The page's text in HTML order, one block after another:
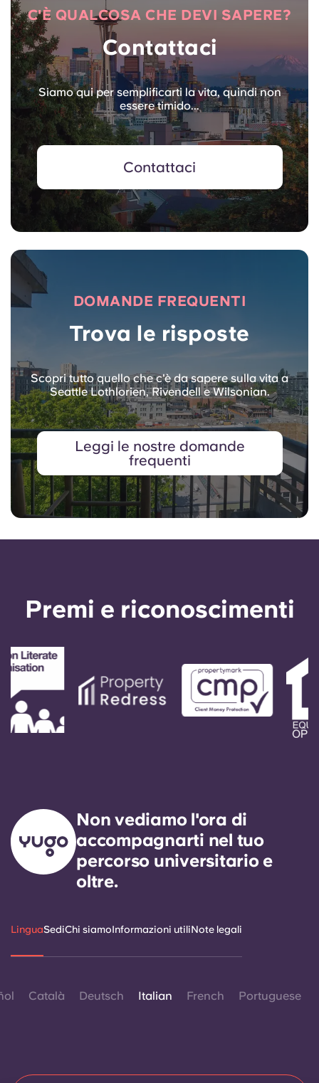
C'È QUALCOSA CHE DEVI SAPERE?
Contattaci
Siamo qui per semplificarti la vita, quindi non
essere timido...
Contattaci
DOMANDE FREQUENTI
Trova le risposte
Scopri tutto quello che c'è da sapere sulla vita a
Seattle Lothlorien, Rivendell e Wilsonian.
Leggi le nostre domande
frequenti
Premi e riconoscimenti
Non vediamo l'ora di
accompagnarti nel tuo
percorso universitario e
oltre.
LinguaSediChi siamoInformazioni utiliNote legali
Català Deutsch Italian French Portuguese